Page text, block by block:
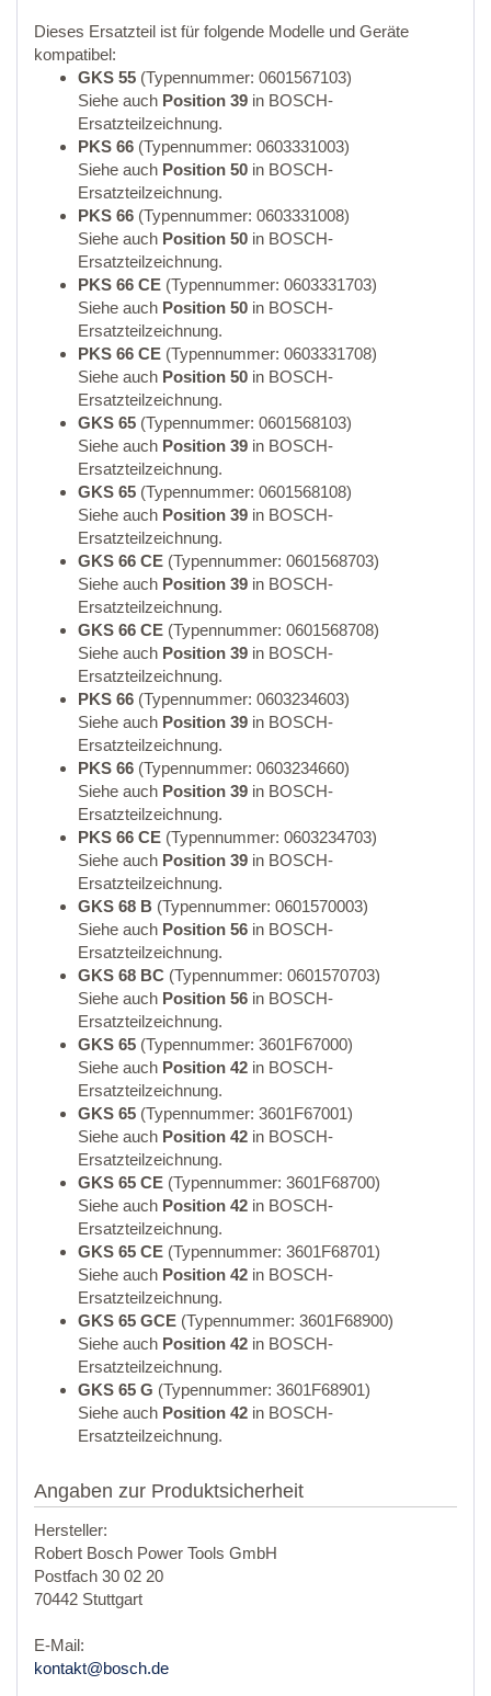
Dieses Ersatzteil ist für folgende Modelle und Geräte
kompatibel:
GKS 55 (Typennummer: 0601567103)
Siehe auch Position 39 in BOSCH-
Ersatzteilzeichnung.
PKS 66 (Typennummer: 0603331003)
Siehe auch Position 50 in BOSCH-
Ersatzteilzeichnung.
PKS 66 (Typennummer: 0603331008)
Siehe auch Position 50 in BOSCH-
Ersatzteilzeichnung.
PKS 66 CE (Typennummer: 0603331703)
Siehe auch Position 50 in BOSCH-
Ersatzteilzeichnung.
PKS 66 CE (Typennummer: 0603331708)
Siehe auch Position 50 in BOSCH-
Ersatzteilzeichnung.
GKS 65 (Typennummer: 0601568103)
Siehe auch Position 39 in BOSCH-
Ersatzteilzeichnung.
GKS 65 (Typennummer: 0601568108)
Siehe auch Position 39 in BOSCH-
Ersatzteilzeichnung.
GKS 66 CE (Typennummer: 0601568703)
Siehe auch Position 39 in BOSCH-
Ersatzteilzeichnung.
GKS 66 CE (Typennummer: 0601568708)
Siehe auch Position 39 in BOSCH-
Ersatzteilzeichnung.
PKS 66 (Typennummer: 0603234603)
Siehe auch Position 39 in BOSCH-
Ersatzteilzeichnung.
PKS 66 (Typennummer: 0603234660)
Siehe auch Position 39 in BOSCH-
Ersatzteilzeichnung.
PKS 66 CE (Typennummer: 0603234703)
Siehe auch Position 39 in BOSCH-
Ersatzteilzeichnung.
GKS 68 B (Typennummer: 0601570003)
Siehe auch Position 56 in BOSCH-
Ersatzteilzeichnung.
GKS 68 BC (Typennummer: 0601570703)
Siehe auch Position 56 in BOSCH-
Ersatzteilzeichnung.
GKS 65 (Typennummer: 3601F67000)
Siehe auch Position 42 in BOSCH-
Ersatzteilzeichnung.
GKS 65 (Typennummer: 3601F67001)
Siehe auch Position 42 in BOSCH-
Ersatzteilzeichnung.
GKS 65 CE (Typennummer: 3601F68700)
Siehe auch Position 42 in BOSCH-
Ersatzteilzeichnung.
GKS 65 CE (Typennummer: 3601F68701)
Siehe auch Position 42 in BOSCH-
Ersatzteilzeichnung.
GKS 65 GCE (Typennummer: 3601F68900)
Siehe auch Position 42 in BOSCH-
Ersatzteilzeichnung.
GKS 65 G (Typennummer: 3601F68901)
Siehe auch Position 42 in BOSCH-
Ersatzteilzeichnung.
Angaben zur Produktsicherheit
Hersteller:
Robert Bosch Power Tools GmbH
Postfach 30 02 20
70442 Stuttgart
E-Mail:
kontakt@bosch.de